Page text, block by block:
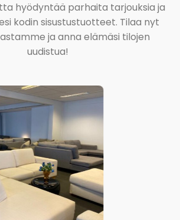
hyödyntää parhaita tarjouksia ja
kodin sisustustuotteet. Tilaa nyt
ja anna elämäsi tilojen
uudistua!